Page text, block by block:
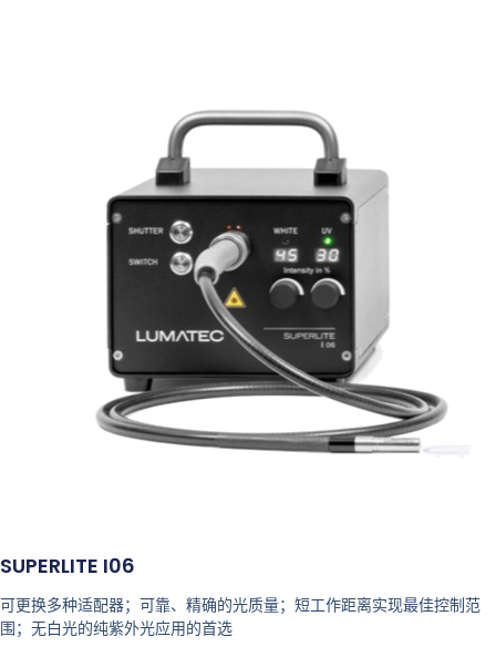
SUPERLITE I06
可更换多种适配器；可靠、精确的光质量；短工作距离实现最佳控制范
围；无白光的纯紫外光应用的首选